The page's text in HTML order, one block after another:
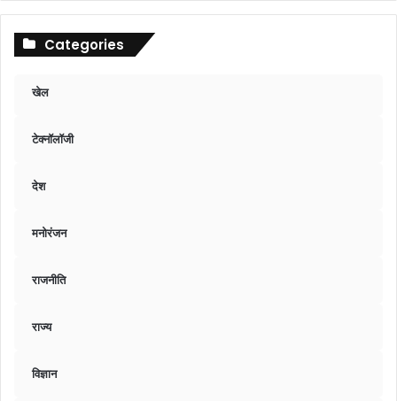
Categories
खेल
टेक्नॉलॉजी
देश
मनोरंजन
राजनीति
राज्य
विज्ञान